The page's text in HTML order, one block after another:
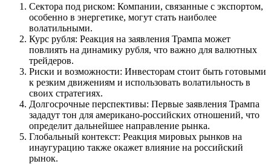
Сектора под риском: Компании, связанные с экспортом,
особенно в энергетике, могут стать наиболее
волатильными.
Курс рубля: Реакция на заявления Трампа может
повлиять на динамику рубля, что важно для валютных
трейдеров.
Риски и возможности: Инвесторам стоит быть готовыми
к резким движениям и использовать волатильность в
своих стратегиях.
Долгосрочные перспективы: Первые заявления Трампа
зададут тон для американо-российских отношений, что
определит дальнейшее направление рынка.
Глобальный контекст: Реакция мировых рынков на
инаугурацию также окажет влияние на российский
рынок.